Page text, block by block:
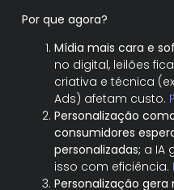
Por que agora?
Mídia mais cara e
no digital, leilões
criativa e técnica
Ads) afetam custo.
Personalização
consumidores
personalizadas; a IA
isso com eficiência.
Personalização